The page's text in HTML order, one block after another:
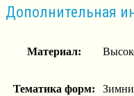
Дополнительная
Материал:
Тематика форм: